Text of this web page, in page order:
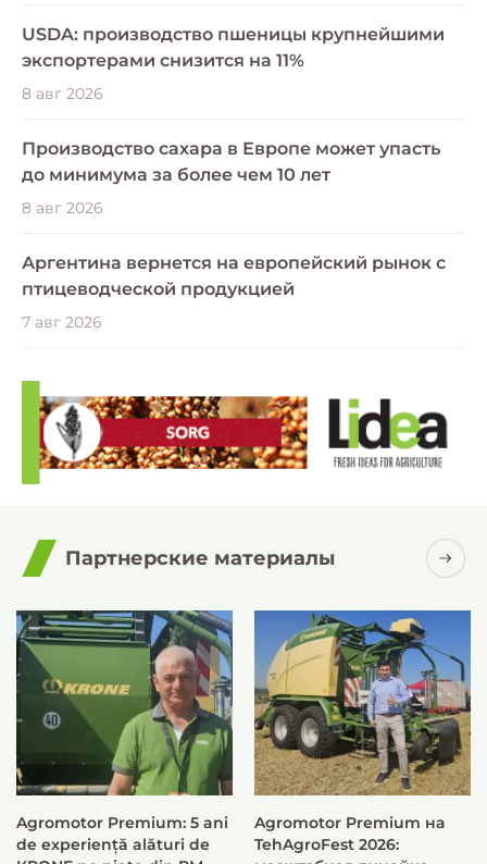
USDA: производство пшеницы крупнейшими
экспортерами снизится на 11%
8 авг 2026
Производство сахара в Европе может упасть
до минимума за более чем 10 лет
8 авг 2026
Аргентина вернется на европейский рынок с
птицеводческой продукцией
7 авг 2026
Партнерские материалы
Agromotor Premium: 5 ani
de experiență alături de
Agromotor Premium на
TehAgroFest 2026: